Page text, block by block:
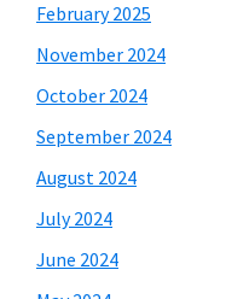
February 2025
November 2024
October 2024
September 2024
August 2024
July 2024
June 2024